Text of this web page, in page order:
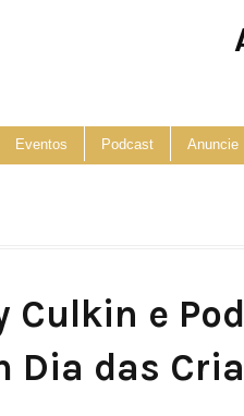
Eventos Podcast Anuncie
Culkin e
Dia das